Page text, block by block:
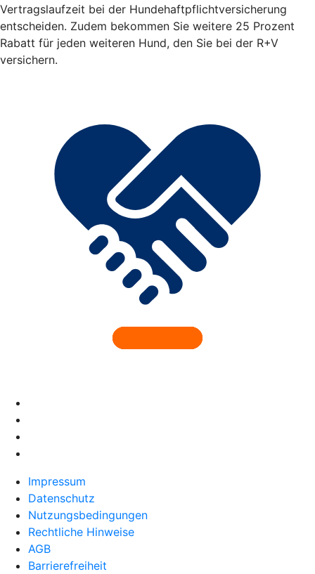
Vertragslaufzeit bei der Hundehaftpflichtversicherung
entscheiden. Zudem bekommen Sie weitere 25 Prozent
Rabatt für jeden weiteren Hund, den Sie bei der R+V
versichern.
Impressum
Datenschutz
Nutzungsbedingungen
Rechtliche Hinweise
AGB
Barrierefreiheit